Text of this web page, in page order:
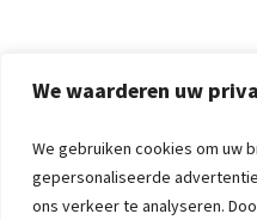
We waarderen uw
We gebruiken cookies om uw
gepersonaliseerde
ons verkeer te analyseren.
Wat
Zij